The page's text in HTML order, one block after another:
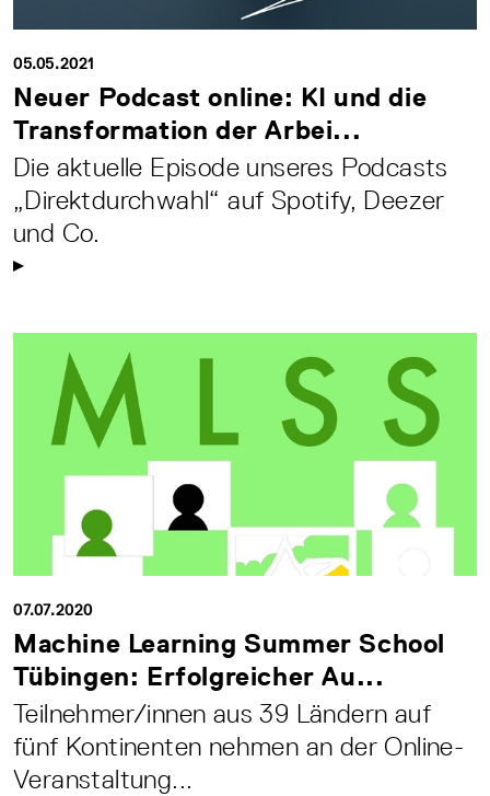
05.05.2021
Neuer Podcast online: KI und die
Transformation der Arbei...
Die aktuelle Episode unseres Podcasts
„Direktdurchwahl“ auf Spotify, Deezer
und Co.
07.07.2020
Machine Learning Summer School
Tübingen: Erfolgreicher Au...
Teilnehmer/innen aus 39 Ländern auf
fünf Kontinenten nehmen an der Online-
Veranstaltung...